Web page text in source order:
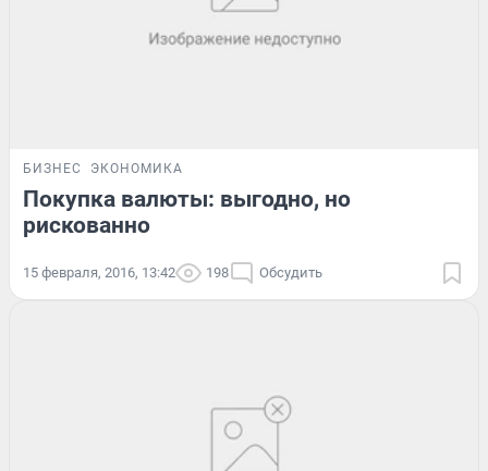
БИЗНЕС ЭКОНОМИКА
Покупка валюты: выгодно, но
рискованно
15 февраля, 2016, 13:42 198 Обсудить